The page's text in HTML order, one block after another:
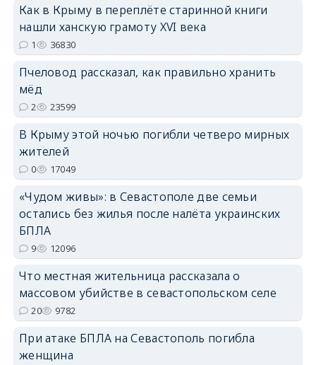
erid: 2SDnjdPjgYS
Как в Крыму в переплёте старинной книги
нашли ханскую грамоту XVI века
1 36830
Пчеловод рассказал, как правильно хранить
мёд
2 23599
В Крыму этой ночью погибли четверо мирных
жителей
0 17049
«Чудом живы»: в Севастополе две семьи
остались без жилья после налёта украинских
БПЛА
9 12096
Что местная жительница рассказала о
массовом убийстве в севастопольском селе
20 9782
При атаке БПЛА на Севастополь погибла
женщина